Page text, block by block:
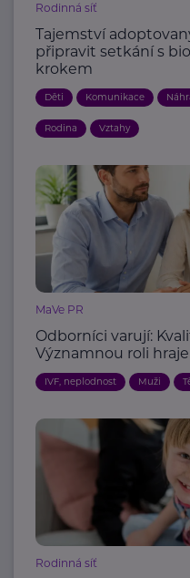
Rodinná síť
Tajemství
připravit setkání s
krokem
Děti Komunikace
Rodina Vztahy
MaVe PR
Odborníci varují:
Významnou roli
IVF, neplodnost Muži
Rodinná síť